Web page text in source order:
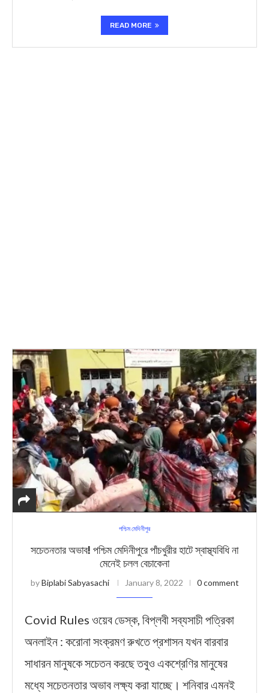
READ MORE
পশ্চিম মেদিনীপুর
সচেতনতার অভাব! পশ্চিম মেদিনীপুরে পাঁচখুরীর হাটে স্বাস্থ্যবিধি না
মেনেই চলল বেচাকেনা
byBiplabi Sabyasachi January 8, 2022 0 comment
Covid Rules ওয়েব ডেস্ক, বিপ্লবী সব্যসাচী পত্রিকা
অনলাইন : করোনা সংক্রমণ রুখতে প্রশাসন যখন বারবার
সাধারন মানুষকে সচেতন করছে তবুও একশ্রেণির মানুষের
মধ্যে সচেতনতার অভাব লক্ষ্য করা যাচ্ছে। শনিবার এমনই